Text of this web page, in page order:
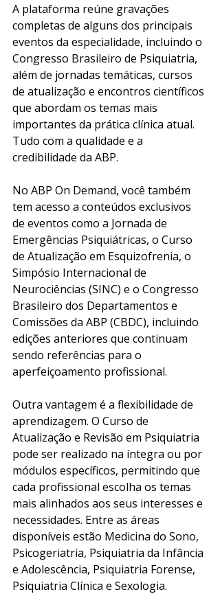
A plataforma reúne gravações
completas de alguns dos principais
eventos da especialidade, incluindo o
Congresso Brasileiro de Psiquiatria,
além de jornadas temáticas, cursos
de atualização e encontros científicos
que abordam os temas mais
importantes da prática clínica atual.
Tudo com a qualidade e a
credibilidade da ABP.
No ABP On Demand, você também
tem acesso a conteúdos exclusivos
de eventos como a Jornada de
Emergências Psiquiátricas, o Curso
de Atualização em Esquizofrenia, o
Simpósio Internacional de
Neurociências (SINC) e o Congresso
Brasileiro dos Departamentos e
Comissões da ABP (CBDC), incluindo
edições anteriores que continuam
sendo referências para o
aperfeiçoamento profissional.
Outra vantagem é a flexibilidade de
aprendizagem. O Curso de
Atualização e Revisão em Psiquiatria
pode ser realizado na íntegra ou por
módulos específicos, permitindo que
cada profissional escolha os temas
mais alinhados aos seus interesses e
necessidades. Entre as áreas
disponíveis estão Medicina do Sono,
Psicogeriatria, Psiquiatria da Infância
e Adolescência, Psiquiatria Forense,
Psiquiatria Clínica e Sexologia.